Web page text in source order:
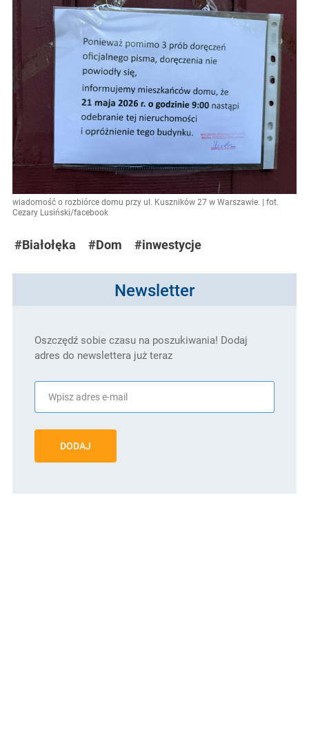
wiadomość o rozbiórce domu przy ul. Kuszników 27 w Warszawie. | fot.
Cezary Lusiński/facebook
#Białołęka #Dom #inwestycje
Newsletter
Oszczędź sobie czasu na poszukiwania! Dodaj
adres do newslettera już teraz
DODAJ